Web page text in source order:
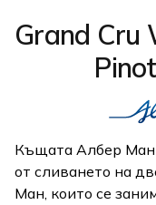
Grand Cru
Къщата Албер Ман
от сливането на
Ман, които се